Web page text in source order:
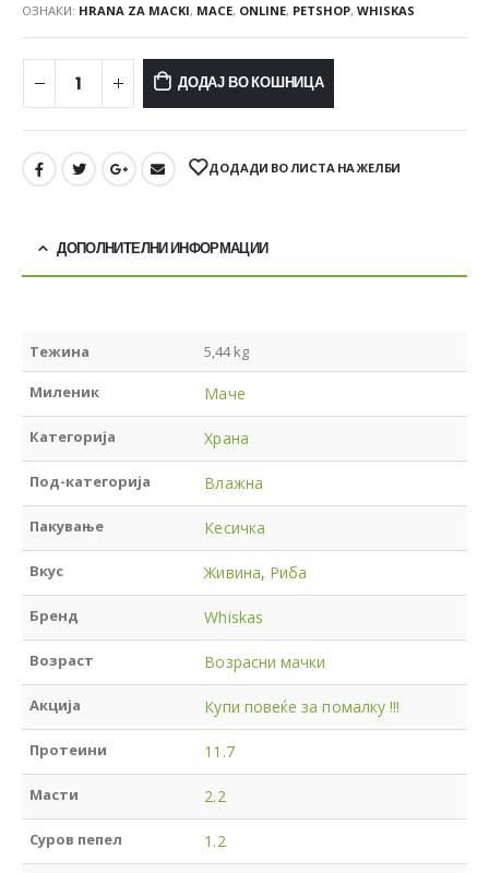
ОЗНАКИ: HRANA ZA MACKI, MACE, ONLINE, PETSHOP, WHISKAS
ДОДАЈ ВО КОШНИЦА
ДОДАДИ ВО ЛИСТА НА ЖЕЛБИ
ДОПОЛНИТЕЛНИ ИНФОРМАЦИИ
Тежина 5,44 kg
Миленик Маче
Категорија Храна
Под-категорија Влажна
Пакување Кесичка
Вкус Живина, Риба
Бренд Whiskas
Возраст Возрасни мачки
Акција Купи повеќе за помалку !!!
Протеини 11.7
Масти 2.2
Суров пепел 1.2